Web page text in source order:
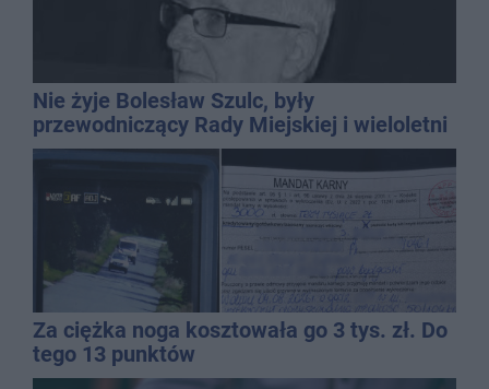
Nie żyje Bolesław Szulc, były
przewodniczący Rady Miejskiej i wieloletni
dyrektor SP 14
Za ciężka noga kosztowała go 3 tys. zł. Do
tego 13 punktów